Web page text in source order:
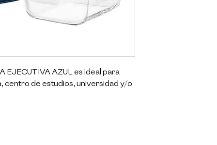
EJECUTIVA AZUL es ideal para
centro de estudios, universidad y/o